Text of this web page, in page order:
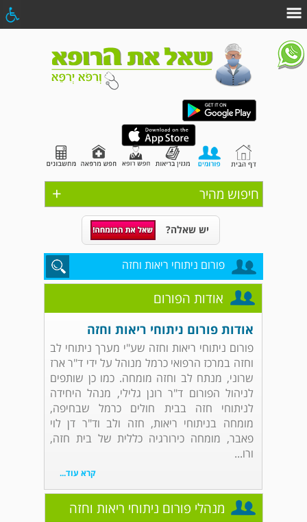
+ חיפוש מהיר
יש שאלה?
פורום ניתוחי ריאות וחזה
אודות הפורום
אודות פורום ניתוחי ריאות וחזה
פורום ניתוחי ריאות וחזה שע"י מערך ניתוחי לב
וחזה במרכז הרפואי כרמל מנוהל על ידי ד"ר ארז
שרוני, מנתח לב וחזה מומחה. כמו כן שותפים
לניהול הפורום ד"ר רונן גלילי, מנהל היחידה
לניתוחי חזה בבית חולים כרמל שבחיפה,
מומחה בניתוחי ריאות, חזה ולב וד"ר דן לוי
פאבר, מומחה כירורגיה כללית של בית חזה,
ורו...
קרא עוד...
מנהלי פורום ניתוחי ריאות וחזה